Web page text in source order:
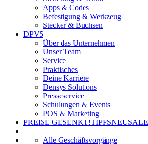
Apps & Codes
Befestigung & Werkzeug
Stecker & Buchsen
DPV5
Über das Unternehmen
Unser Team
Service
Praktisches
Deine Karriere
Densys Solutions
Presseservice
Schulungen & Events
POS & Marketing
PREISE GESENKT!TIPPSNEUSALE
Alle Geschäftsvorgänge